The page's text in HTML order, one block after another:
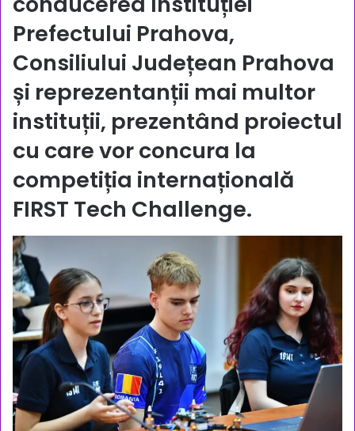
Prefectului Prahova,
Consiliului Județean Prahova
și reprezentanții mai multor
instituții, prezentând proiectul
cu care vor concura la
competiția internațională
FIRST Tech Challenge.